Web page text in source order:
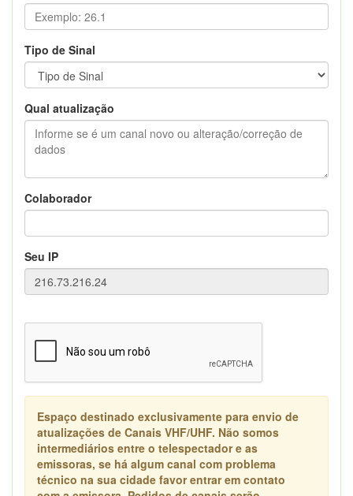
Tipo de Sinal
Qual atualização
Colaborador
Seu IP
Espaço destinado exclusivamente para envio de
atualizações de Canais VHF/UHF. Não somos
intermediários entre o telespectador e as
emissoras, se há algum canal com problema
técnico na sua cidade favor entrar em contato